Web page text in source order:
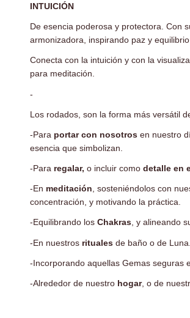
INTUICIÓN
De esencia poderosa y protectora. Con
armonizadora, inspirando paz y equilibrio
Conecta con la intuición y con la
para meditación.
-
Los rodados, son la forma más versátil
-Para portar con nosotrosen nuestro
esencia que simbolizan.
-Para regalar, o incluir comodetalle en
-En meditación, sosteniéndolos con
concentración, y motivando la práctica.
-Equilibrando los Chakras, y alineando
-En nuestros ritualesde baño o de Luna.
-Incorporando aquellas Gemas seguras
-Alrededor de nuestrohogar, o de